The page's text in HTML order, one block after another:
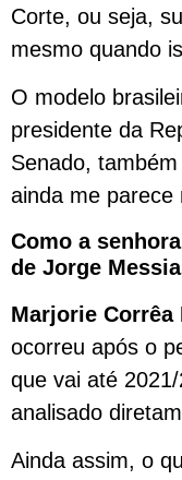
Corte, ou seja,
mesmo quando
O modelo
presidente da
Senado,
ainda me parece
Como a
de Jorge
Marjorie Corrêa
ocorreu após o
que vai até
analisado
Ainda assim, o